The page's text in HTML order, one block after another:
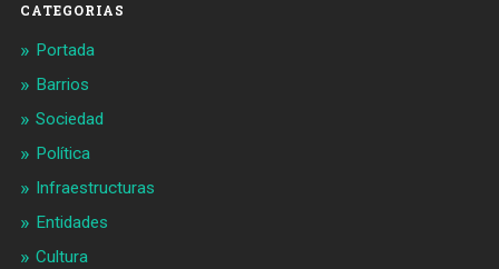
CATEGORIAS
Portada
Barrios
Sociedad
Política
Infraestructuras
Entidades
Cultura